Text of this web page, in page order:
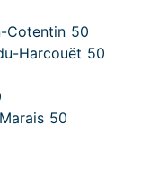
Cotentin 50
Harcouët 50
50